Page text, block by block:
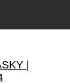
|